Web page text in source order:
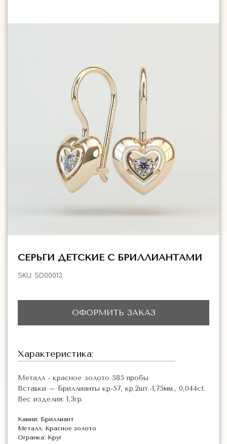
СЕРЬГИ ДЕТСКИЕ С БРИЛЛИАНТАМИ
SKU: SD00013
ОФОРМИТЬ ЗАКАЗ
Характеристика:
Металл - красное золото 585 пробы
Вставки – Бриллианты кр-57, кр.2шт.-1,75мм., 0,044ct.
Вес изделия: 1,3гр.
Камни: Бриллиант
Металл: Красное золото
Огранка: Круг